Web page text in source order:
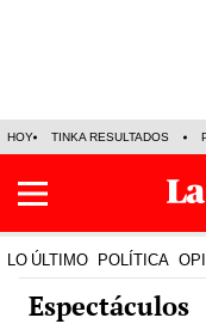
HOY TINKA RESULTADOS
LO ÚLTIMO POLÍTICA
Espectáculos